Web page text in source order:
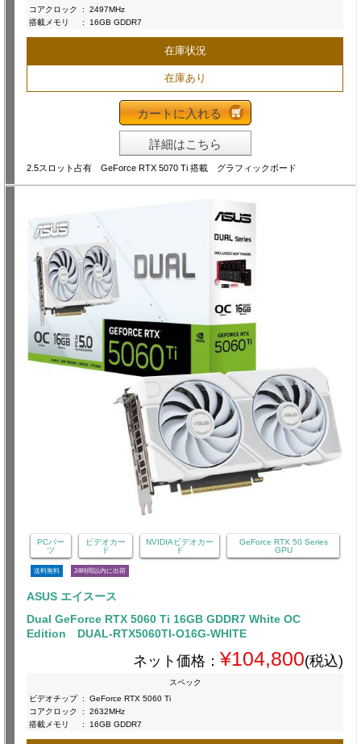
コアクロック
:
2497MHz
搭載メモリ
: 16GB GDDR7
在庫状況
在庫あり
カートに入れる
詳細はこちら
2.5スロット占有 GeForce RTX 5070 Ti 搭載 グラフィックボード
PCパー
ツ
ビデオカー
ド
NVIDIAビデオカー
ド
GeForce RTX 50 Series
GPU
送料無料 24時間以内に出荷
ASUS エイスース
Dual GeForce RTX 5060 Ti 16GB GDDR7 White OC
Edition DUAL-RTX5060TI-O16G-WHITE
ネット価格： ¥104,800(税込)
スペック
ビデオチップ :
GeForce RTX 5060 Ti
コアクロック
:
2632MHz
搭載メモリ
: 16GB GDDR7